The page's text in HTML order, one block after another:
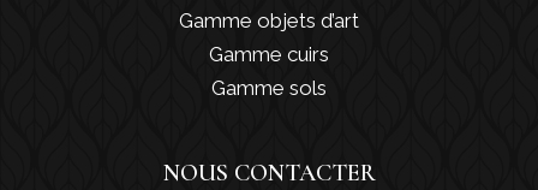
Gamme objets d’art
Gamme cuirs
Gamme sols
NOUS CONTACTER